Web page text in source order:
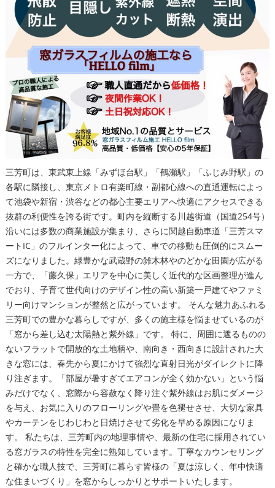
三芳町は、東武東上線「みずほ台駅」「鶴瀬駅」「ふじみ野駅」の
各駅に隣接し、東京メトロ有楽町線・副都心線への直通運転によっ
て池袋や新宿・渋谷などの都心主要エリアへ快適にアクセスできる
抜群の利便性を誇る街です。町内を縦断する川越街道（国道254号）
沿いには多数の商業施設が集まり、さらに関越自動車道「三芳スマ
ートIC」のフルインター化によって、車での移動も圧倒的にスムー
ズになりました。緑豊かな武蔵野の雑木林やのどかな田園が広がる
一方で、「藤久保」エリアを中心に美しく近代的な区画整理が進ん
でおり、子育て世代向けのデザイン性の高い新築一戸建てやファミ
リー向けマンションが整然と広がっています。 そんな魅力あふれる
三芳町での豊かな暮らしですが、多くの施主様を悩ませているのが
「窓から差し込む太陽熱と紫外線」です。 特に、周囲に遮るものの
ないフラットで開放的な土地柄や、南向き・西向きに設計された大
きな窓には、春先から夏にかけて強烈な直射日光がダイレクトに降
り注ぎます。「部屋が暑すぎてエアコンが全く効かない」という悩
みだけでなく、窓際から容赦なく降り注ぐ紫外線はお肌にダメージ
を与え、お気に入りのフローリングや畳を色褪せさせ、大切な家具
やカーテンをじわじわと日焼けさせて劣化を早める原因になりま
す。 私たちは、三芳町内の地理事情や、最新の住宅に採用されてい
る窓ガラスの特性を完全に熟知しています。丁寧なカウンセリング
と確かな職人技で、三芳町に暮らす皆様の「夏は涼しく、年中快適
な住まいづくり」を窓からしっかりとサポートいたします。